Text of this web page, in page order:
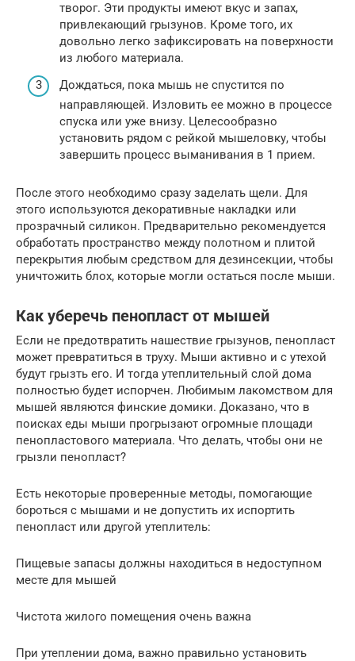
творог. Эти продукты имеют вкус и запах,
привлекающий грызунов. Кроме того, их
довольно легко зафиксировать на поверхности
из любого материала.
Дождаться, пока мышь не спустится по
направляющей. Изловить ее можно в процессе
спуска или уже внизу. Целесообразно
установить рядом с рейкой мышеловку, чтобы
завершить процесс выманивания в 1 прием.
После этого необходимо сразу заделать щели. Для
этого используются декоративные накладки или
прозрачный силикон. Предварительно рекомендуется
обработать пространство между полотном и плитой
перекрытия любым средством для дезинсекции, чтобы
уничтожить блох, которые могли остаться после мыши.
Как уберечь пенопласт от мышей
Если не предотвратить нашествие грызунов, пенопласт
может превратиться в труху. Мыши активно и с утехой
будут грызть его. И тогда утеплительный слой дома
полностью будет испорчен. Любимым лакомством для
мышей являются финские домики. Доказано, что в
поисках еды мыши прогрызают огромные площади
пенопластового материала. Что делать, чтобы они не
грызли пенопласт?
Есть некоторые проверенные методы, помогающие
бороться с мышами и не допустить их испортить
пенопласт или другой утеплитель:
Пищевые запасы должны находиться в недоступном
месте для мышей
Чистота жилого помещения очень важна
При утеплении дома, важно правильно установить